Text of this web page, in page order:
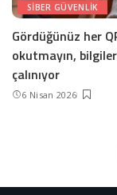
SIBER GÜVENLIK
Gördüğünüz her
okutmayın,
çalınıyor
6 Nisan 2026